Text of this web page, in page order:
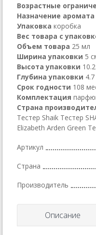
Возрастные
Назначение аромата
Упаковка коробка
Вес товара с
Объем товара 25 мл
Ширина упаковки 5
Высота упаковки
Глубина упаковки
Срок годности 108
Комплектация
Страна
Тестер Shaik Тестер
Elizabeth Arden Green
Артикул
Страна
Производитель
Описание